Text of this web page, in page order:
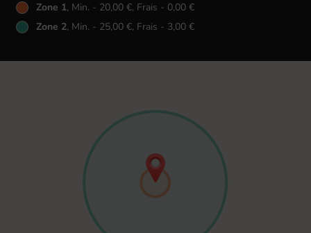
Zone 1, Min. - 20,00 €, Frais - 0,00 €
Zone 2, Min. - 25,00 €, Frais - 3,00 €